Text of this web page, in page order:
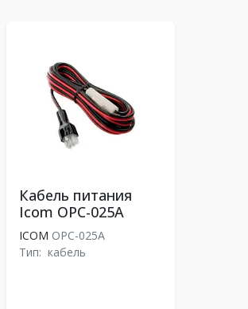
Кабель питания
Icom OPC-025A
ICOM OPC-025A
Тип: кабель